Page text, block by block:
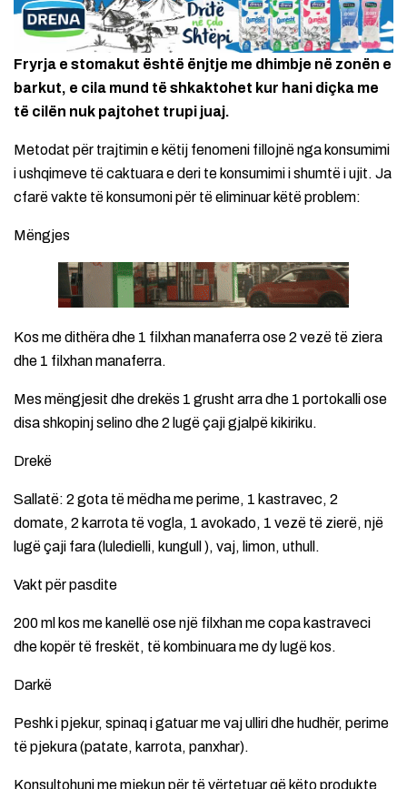
Fryrja e stomakut është ënjtje me dhimbje në zonën e
barkut, e cila mund të shkaktohet kur hani diçka me
të cilën nuk pajtohet trupi juaj.
Metodat për trajtimin e këtij fenomeni fillojnë nga konsumimi
i ushqimeve të caktuara e deri te konsumimi i shumtë i ujit. Ja
cfarë vakte të konsumoni për të eliminuar këtë problem:
Mëngjes
Kos me dithëra dhe 1 filxhan manaferra ose 2 vezë të ziera
dhe 1 filxhan manaferra.
Mes mëngjesit dhe drekës 1 grusht arra dhe 1 portokalli ose
disa shkopinj selino dhe 2 lugë çaji gjalpë kikiriku.
Drekë
Sallatë: 2 gota të mëdha me perime, 1 kastravec, 2
domate, 2 karrota të vogla, 1 avokado, 1 vezë të zierë, një
lugë çaji fara (luledielli, kungull ), vaj, limon, uthull.
Vakt për pasdite
200 ml kos me kanellë ose një filxhan me copa kastraveci
dhe kopër të freskët, të kombinuara me dy lugë kos.
Darkë
Peshk i pjekur, spinaq i gatuar me vaj ulliri dhe hudhër, perime
të pjekura (patate, karrota, panxhar).
Konsultohuni me mjekun për të vërtetuar që këto produkte